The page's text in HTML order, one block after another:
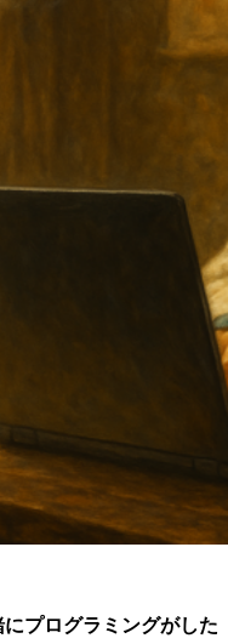
プログラミングがした